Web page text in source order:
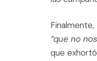
Finalmente,
“que no
que